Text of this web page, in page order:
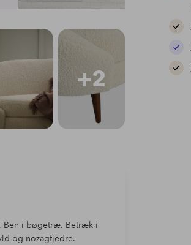
+2
Ben i bøgetræ. Betræk i
og nozagfjedre.